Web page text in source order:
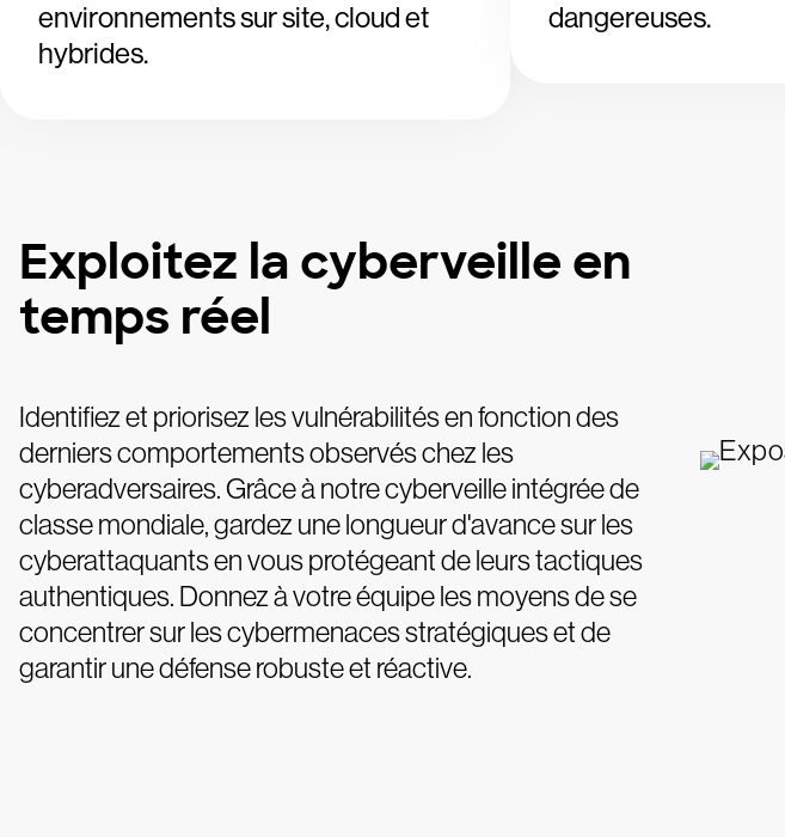
environnements sur site, cloud et
hybrides.
dangereuses.
Exploitez la cyberveille en
temps réel
Identifiez et priorisez les vulnérabilités en fonction des
derniers comportements observés chez les
cyberadversaires. Grâce à notre cyberveille intégrée de
classe mondiale, gardez une longueur d'avance sur les
cyberattaquants en vous protégeant de leurs tactiques
authentiques. Donnez à votre équipe les moyens de se
concentrer sur les cybermenaces stratégiques et de
garantir une défense robuste et réactive.